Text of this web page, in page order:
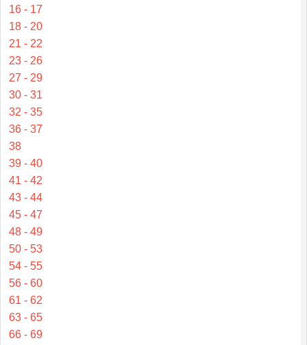
16 - 17
18 - 20
21 - 22
23 - 26
27 - 29
30 - 31
32 - 35
36 - 37
38
39 - 40
41 - 42
43 - 44
45 - 47
48 - 49
50 - 53
54 - 55
56 - 60
61 - 62
63 - 65
66 - 69